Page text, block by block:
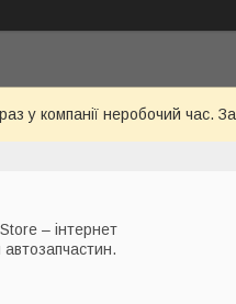
у компанії неробочий час.
– інтернет
автозапчастин.